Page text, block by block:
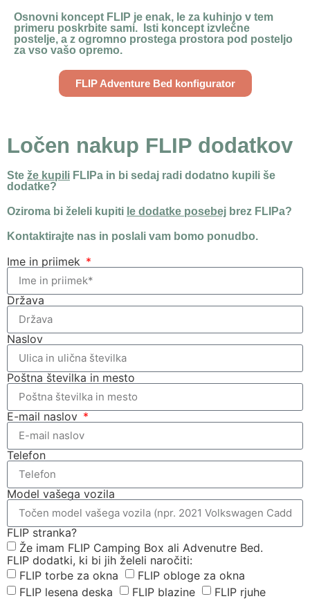
Osnovni koncept FLIP je enak, le za kuhinjo v tem
primeru poskrbite sami. Isti koncept izvlečne
postelje, a z ogromno prostega prostora pod posteljo
za vso vašo opremo.
FLIP Adventure Bed konfigurator
Ločen nakup FLIP dodatkov
Ste že kupili FLIPa in bi sedaj radi dodatno kupili še
dodatke?
Oziroma bi želeli kupiti le dodatke posebej brez FLIPa?
Kontaktirajte nas in poslali vam bomo ponudbo.
Ime in priimek
Država
Naslov
Poštna številka in mesto
E-mail naslov
Telefon
Model vašega vozila
FLIP stranka?
Že imam FLIP Camping Box ali Advenutre Bed.
FLIP dodatki, ki bi jih želeli naročiti:
FLIP torbe za okna
FLIP obloge za okna
FLIP lesena deska
FLIP blazine FLIP rjuhe